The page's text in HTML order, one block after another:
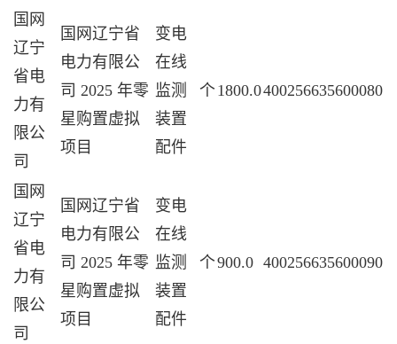
国网
辽宁
省电
力有
限公
司
国网辽宁省
电力有限公
司 2025 年零
星购置虚拟
项目
变电
在线
监测
装置
配件
个 1800.0400256635600080
国网
辽宁
省电
力有
限公
司
国网辽宁省
电力有限公
司 2025 年零
星购置虚拟
项目
变电
在线
监测
装置
配件
个900.0 400256635600090